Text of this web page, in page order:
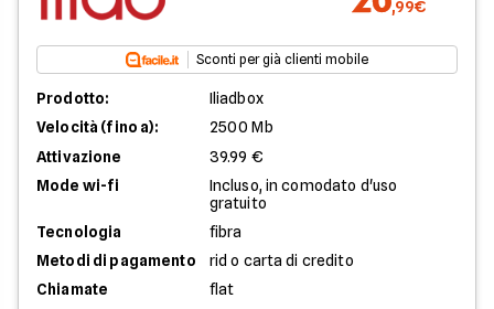
,99€
Sconti per già clienti mobile
Prodotto:
Iliadbox
Velocità (fino a):
2500 Mb
Attivazione
39.99 €
Mode wi-fi
Incluso, in comodato d'uso
gratuito
Tecnologia
fibra
Metodi di pagamento
rid o carta di credito
Chiamate
flat